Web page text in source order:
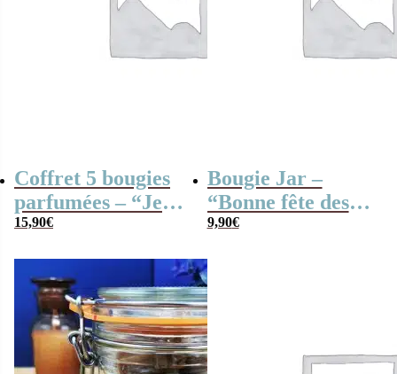
Coffret 5 bougies
parfumées – “Je
t’aime mamie”
15,90€
Bougie Jar –
“Bonne fête des
Grand-mères”
9,90€